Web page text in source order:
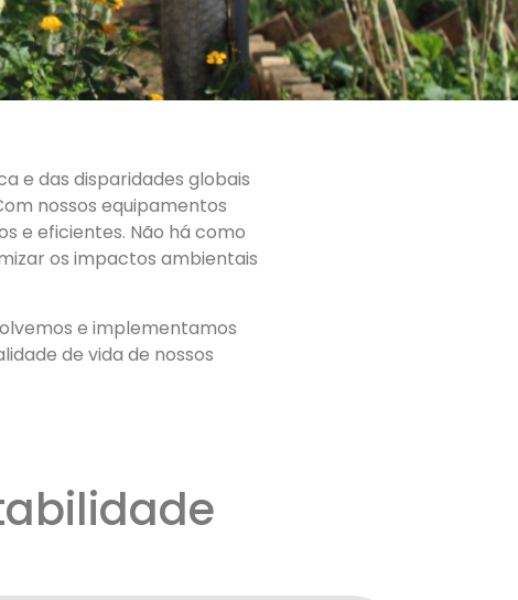
e das disparidades globais
nossos equipamentos
e eficientes. Não há como
os impactos ambientais
e implementamos
de vida de nossos